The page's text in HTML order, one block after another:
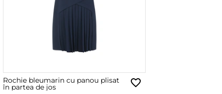
Rochie bleumarin cu panou plisat
în partea de jos